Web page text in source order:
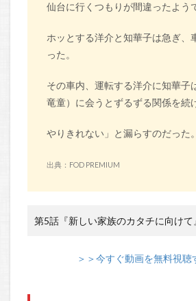
仙台に行くつもりが間違ったよう
ホッとする洋介と知華子は急ぎ、
った。
その車内、運転する洋介に知華子
竜童）に会うとずるずる関係を続
やりきれない」と漏らすのだった。
出典：FOD PREMIUM
第5話『新しい家族のカタチに向け
＞＞今すぐ動画を無料視聴